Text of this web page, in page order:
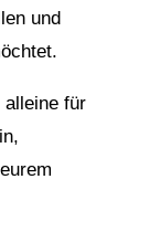
und
alleine für